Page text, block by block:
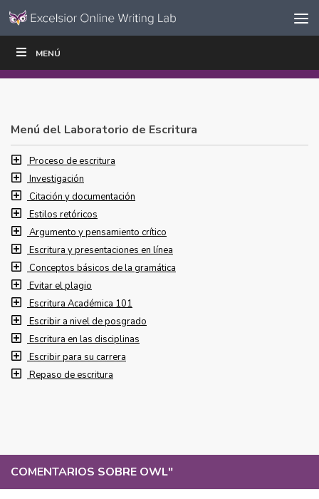
Ir al contenido
navegación
MENÚ
COMENTARIOS SOBRE OWL"
ESCRIBIR
Menú del Laboratorio de Escritura
Proceso de escritura
Investigación
Citación y documentación
Estilos retóricos
Argumento y pensamiento crítico
Escritura y presentaciones en línea
Conceptos básicos de la gramática
Evitar el plagio
Escritura Académica 101
Escribir a nivel de posgrado
Escritura en las disciplinas
Escribir para su carrera
Repaso de escritura